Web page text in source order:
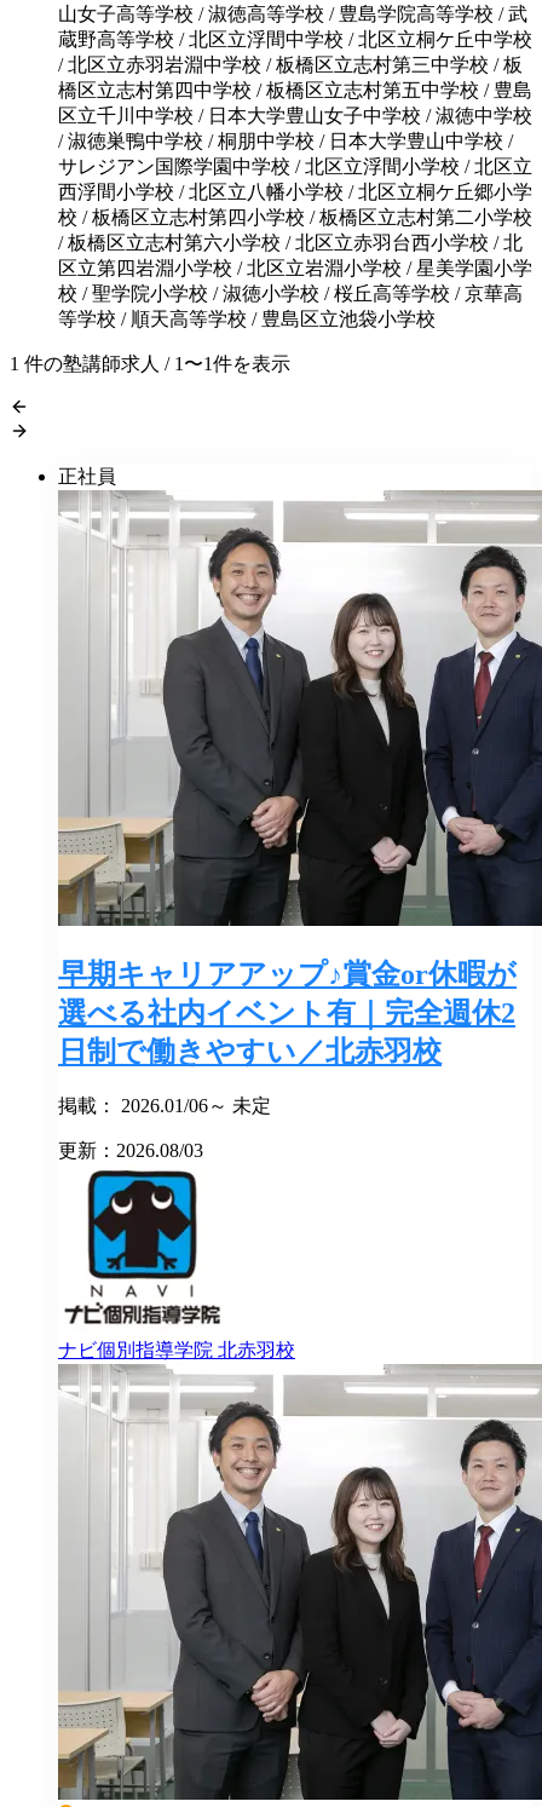
山女子高等学校 / 淑徳高等学校 / 豊島学院高等学校 / 武
蔵野高等学校 / 北区立浮間中学校 / 北区立桐ケ丘中学校
/ 北区立赤羽岩淵中学校 / 板橋区立志村第三中学校 / 板
橋区立志村第四中学校 / 板橋区立志村第五中学校 / 豊島
区立千川中学校 / 日本大学豊山女子中学校 / 淑徳中学校
/ 淑徳巣鴨中学校 / 桐朋中学校 / 日本大学豊山中学校 /
サレジアン国際学園中学校 / 北区立浮間小学校 / 北区立
西浮間小学校 / 北区立八幡小学校 / 北区立桐ケ丘郷小学
校 / 板橋区立志村第四小学校 / 板橋区立志村第二小学校
/ 板橋区立志村第六小学校 / 北区立赤羽台西小学校 / 北
区立第四岩淵小学校 / 北区立岩淵小学校 / 星美学園小学
校 / 聖学院小学校 / 淑徳小学校 / 桜丘高等学校 / 京華高
等学校 / 順天高等学校 / 豊島区立池袋小学校
1 件の塾講師求人 / 1〜1件を表示
正社員
早期キャリアアップ♪賞金or休暇が
選べる社内イベント有｜完全週休2
日制で働きやすい／北赤羽校
掲載： 2026.01/06～ 未定
更新：2026.08/03
ナビ個別指導学院 北赤羽校